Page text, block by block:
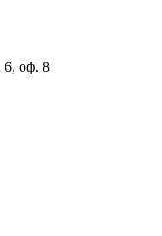
6, оф. 8